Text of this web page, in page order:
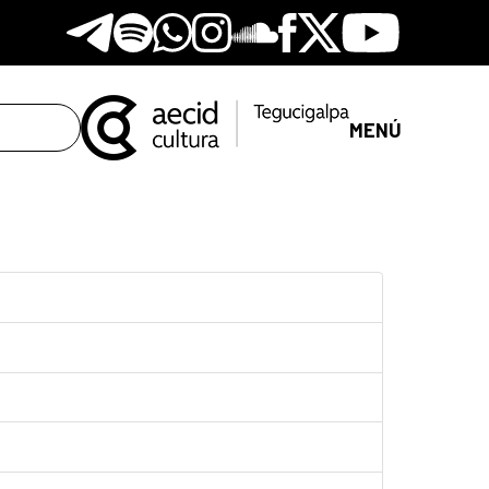
Telegram
SpotifyWhatsapp
Instagram
Soundclore
Facebook
X Youtube
MENÚ